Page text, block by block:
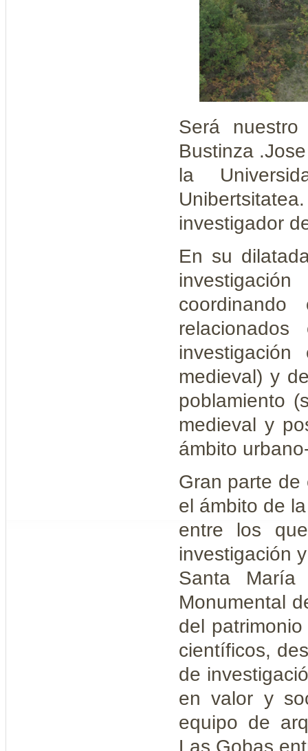
Será
Bustinza .
la
investigador
En su
investigación
medieval) y
poblamiento
medieval y
ámbito
Gran parte de
el ámbito de
entre los
investigación
Santa
Monumental
del
científicos,
de
en valor y
equipo de
Las Gobas